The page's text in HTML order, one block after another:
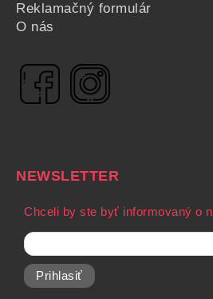
Reklamačný formulár
O nás
NEWSLETTER
Chceli by ste byť informovaný o
Prihlasiť